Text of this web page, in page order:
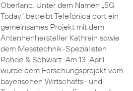
Oberland. Unter dem Namen „5G
Today“ betreibt Telefónica dort ein
gemeinsames Projekt mit dem
Antennenhersteller Kathrein sowie
dem Messtechnik-Spezialisten
Rohde & Schwarz. Am 13. April
wurde dem Forschungsprojekt vom
bayerischen Wirtschafts- und